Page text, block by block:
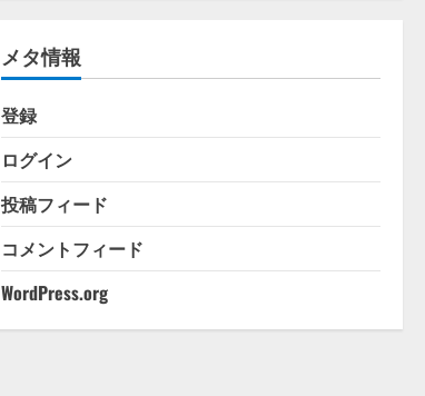
ー
メタ情報
登録
ログイン
投稿フィード
コメントフィード
WordPress.org